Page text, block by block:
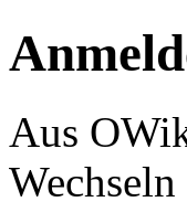
Aus
Wechseln